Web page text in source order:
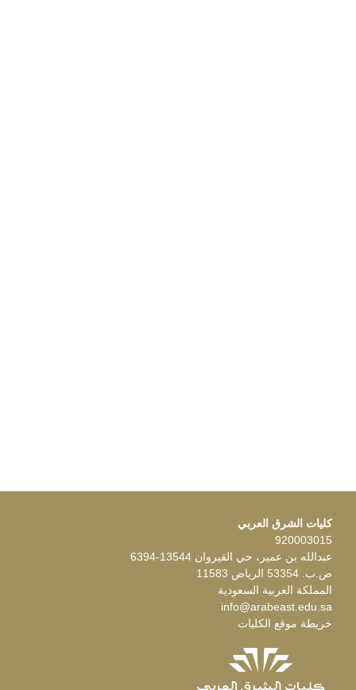
كليات الشرق العربي
920003015
عبدالله بن عمير، حي القيروان 13544-6394
ص.ب. 53354 الرياض 11583
المملكة العربية السعودية
info@arabeast.edu.sa
خريطة موقع الكليات